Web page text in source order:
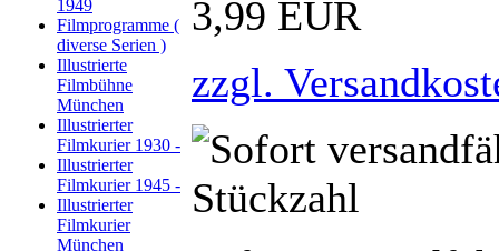
1949
Filmprogramme (
diverse Serien )
Illustrierte
Filmbühne
München
Illustrierter
Filmkurier 1930 -
Illustrierter
Filmkurier 1945 -
Illustrierter
Filmkurier
München
3,99 EUR
zzgl.